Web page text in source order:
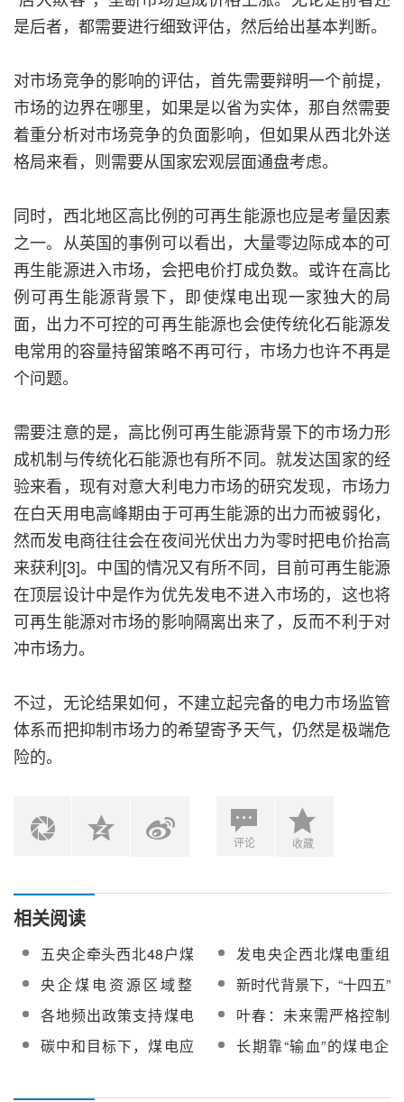
是后者，都需要进行细致评估，然后给出基本判断。
对市场竞争的影响的评估，首先需要辩明一个前提，
市场的边界在哪里，如果是以省为实体，那自然需要
着重分析对市场竞争的负面影响，但如果从西北外送
格局来看，则需要从国家宏观层面通盘考虑。
同时，西北地区高比例的可再生能源也应是考量因素
之一。从英国的事例可以看出，大量零边际成本的可
再生能源进入市场，会把电价打成负数。或许在高比
例可再生能源背景下，即使煤电出现一家独大的局
面，出力不可控的可再生能源也会使传统化石能源发
电常用的容量持留策略不再可行，市场力也许不再是
个问题。
需要注意的是，高比例可再生能源背景下的市场力形
成机制与传统化石能源也有所不同。就发达国家的经
验来看，现有对意大利电力市场的研究发现，市场力
在白天用电高峰期由于可再生能源的出力而被弱化，
然而发电商往往会在夜间光伏出力为零时把电价抬高
来获利[3]。中国的情况又有所不同，目前可再生能源
在顶层设计中是作为优先发电不进入市场的，这也将
可再生能源对市场的影响隔离出来了，反而不利于对
冲市场力。
不过，无论结果如何，不建立起完备的电力市场监管
体系而把抑制市场力的希望寄予天气，仍然是极端危
险的。
评论 收藏
相关阅读
五央企牵头西北48户煤
电企业整合，形成“一家
央企一个省区”格局
发电央企西北煤电重组
将对电改带来怎样的影
响？
央企煤电资源区域整
合，西北电力市场会否
受影响？
新时代背景下，“十四五”
期间煤电应少建还是不
建？
各地频出政策支持煤电
联营发展，能否有效解
决煤电矛盾？
叶春：未来需严格控制
东中部煤电建设，推进
西部、北部煤电基地集
碳中和目标下，煤电应
长期靠“输血”的煤电企